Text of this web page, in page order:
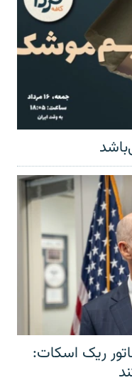
ریک اسکات: